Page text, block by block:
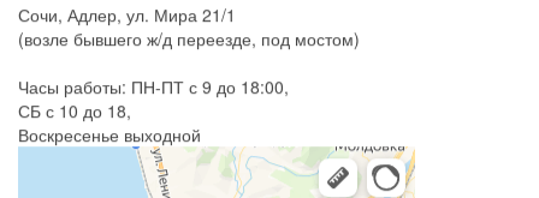
Сочи, Адлер, ул. Мира 21/1
(возле бывшего ж/д переезде, под мостом)
Часы работы: ПН-ПТ с 9 до 18:00,
СБ с 10 до 18,
Воскресенье выходной